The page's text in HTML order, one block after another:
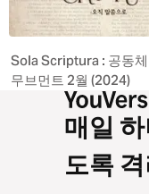
Sola Scriptura : 공동체
무브먼트 2월 (2024)
매일
도록